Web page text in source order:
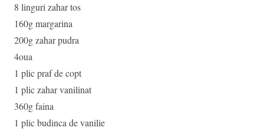
8 linguri zahar tos
160g margarina
200g zahar pudra
4oua
1 plic praf de copt
1 plic zahar vanilinat
360g faina
1 plic budinca de vanilie